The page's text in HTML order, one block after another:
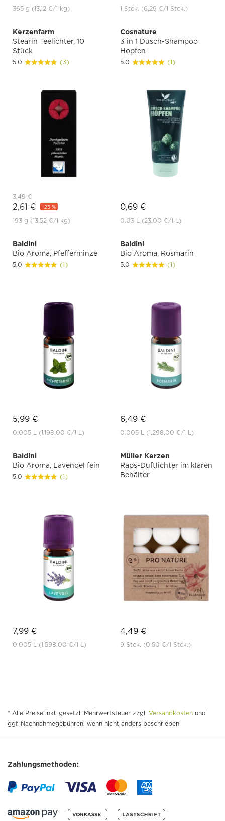
365 g (13,12 €/1 kg) 1 Stck. (6,29 €/1 Stck.)
Kerzenfarm
Stearin Teelichter, 10
Stück
5.0 (3)
3,49 €
2,61 € -25 %
193 g (13,52 €/1 kg)
Cosnature
3 in 1 Dusch-Shampoo
Hopfen
5.0 (1)
0,69 €
0.03 L (23,00 €/1 L)
Baldini
Bio Aroma, Pfefferminze
5.0 (1)
5,99 €
0.005 L (1.198,00 €/1 L)
Baldini
Bio Aroma, Rosmarin
5.0 (1)
6,49 €
0.005 L (1.298,00 €/1 L)
Baldini
Bio Aroma, Lavendel fein
5.0 (1)
7,99 €
0.005 L (1.598,00 €/1 L)
Müller Kerzen
Raps-Duftlichter im klaren
Behälter
4,49 €
9 Stck. (0,50 €/1 Stck.)
* Alle Preise inkl. gesetzl. Mehrwertsteuer zzgl. Versandkosten und
ggf. Nachnahmegebühren, wenn nicht anders beschrieben
Zahlungsmethoden: